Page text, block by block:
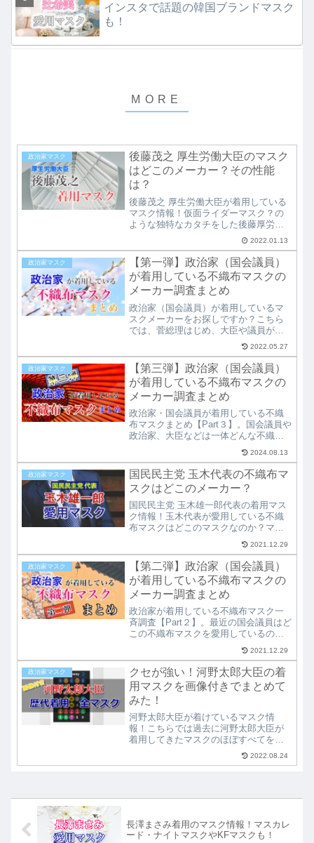
インスタで話題の韓国ブランドマスク
も！
政治家マスク
後藤茂之 厚生労働大臣のマスク
はどこのメーカー？その性能
は？
後藤茂之 厚生労働大臣が着用している
マスク情報！仮面ライダーマスク？の
ような独特なカタチをした後藤厚労相
のマスク。いったいどこのマスクで、
どういった性能を持ったマスクなの
か？調査していく中で見えてきたその
ハイスペックな性能の高さに衝撃！国
会議員愛用者多数のマスクは必見で
す！
2022.01.13
政治家マスク
【第一弾】政治家（国会議員）
が着用している不織布マスクの
メーカー調査まとめ
政治家（国会議員）が着用しているマ
スクメーカーをお探しですか？こちら
では、菅総理はじめ、大臣や議員が国
会などで使用している「不織布マス
ク」の、メーカー名や商品名を一斉調
査！一体どんな不織布マスクを選んで
着用しているのか？気になる方、良い
不織布マスクをお探しの方必見です！
2022.05.27
政治家マスク
【第三弾】政治家（国会議員）
が着用している不織布マスクの
メーカー調査まとめ
政治家・国会議員が着用している不織
布マスクまとめ【Part３】。国会議員や
政治家、大臣などは一体どんな不織布
マスクをしていて、どこのマスクメー
カーを使用しているのか？マスクの商
品名、メーカーやブランド、生産国な
ども合わせて紹介。やはり政治家の高
性能マスクを着用している！？
2024.08.13
政治家マスク
国民民主党 玉木代表の不織布マ
スクはどこのメーカー？
国民民主党 玉木雄一郎代表の着用マス
ク情報！玉木代表が愛用している不織
布マスクはどこのマスクなのか？マス
クのメーカー名やマスクの性能、それ
に購入可能なショップなどもまとめて
調査して紹介しています。国会議員
（政治家）の方が普段どんなマスクを
しているのか知りたい方必見です。
2021.12.29
政治家マスク
【第二弾】政治家（国会議員）
が着用している不織布マスクの
メーカー調査まとめ
政治家が着用している不織布マスク一
斉調査【Part２】。最近の国会議員はど
この不織布マスクを愛用しているの
か？ということで政治家５名を選出し
て、生産国、ブランド・メーカー名、
商品名などの詳細をまとめて紹介。日
本の国会議員は意外にも日本製が少な
い結果に！？
2021.12.29
政治家マスク
クセが強い！河野太郎大臣の着
用マスクを画像付きでまとめて
みた！
河野太郎大臣が着けているマスク情
報！こちらでは過去に河野太郎大臣が
着用してきたマスクのほぼすべてを調
査し、マスクの詳細や入手可能な販売
サイトなどをまとめて紹介していま
えるの？とお探しの方必見！
2022.08.24
長澤まさみ着用のマスク情報！マスカレ
ード・ナイトマスクやKFマスクも！